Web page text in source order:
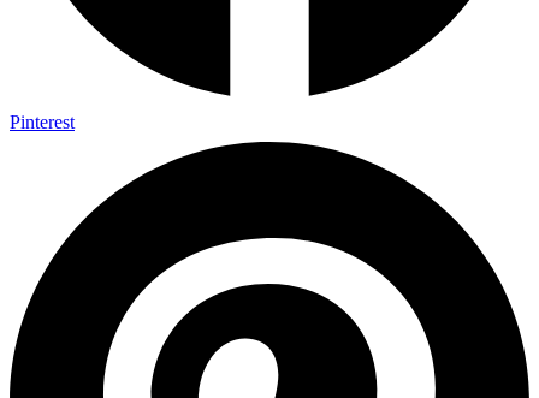
Pinterest